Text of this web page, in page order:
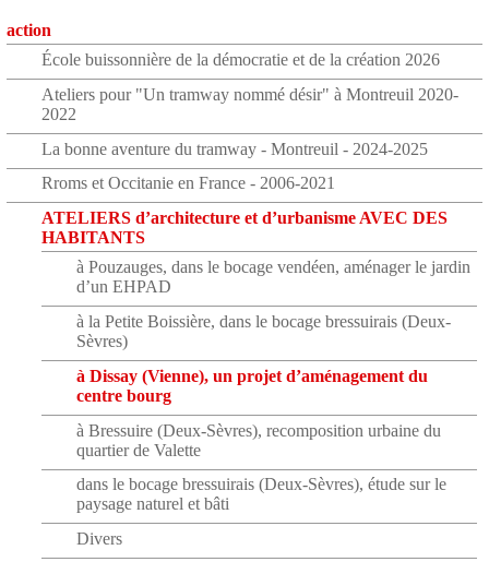
action
École buissonnière de la démocratie et de la création 2026
Ateliers pour "Un tramway nommé désir" à Montreuil 2020-
2022
La bonne aventure du tramway - Montreuil - 2024-2025
Rroms et Occitanie en France - 2006-2021
ATELIERS d’architecture et d’urbanisme AVEC DES
HABITANTS
à Pouzauges, dans le bocage vendéen, aménager le jardin
d’un EHPAD
à la Petite Boissière, dans le bocage bressuirais (Deux-
Sèvres)
à Dissay (Vienne), un projet d’aménagement du
centre bourg
à Bressuire (Deux-Sèvres), recomposition urbaine du
quartier de Valette
dans le bocage bressuirais (Deux-Sèvres), étude sur le
paysage naturel et bâti
Divers